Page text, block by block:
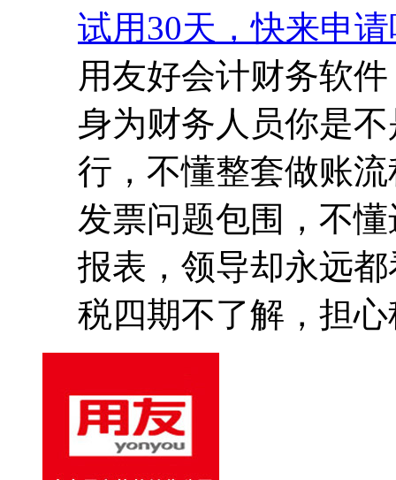
试用30天，快来申
用友好会计财务软
身为财务人员你是
行，不懂整套做账
发票问题包围，不
报表，领导却永远
税四期不了解，担